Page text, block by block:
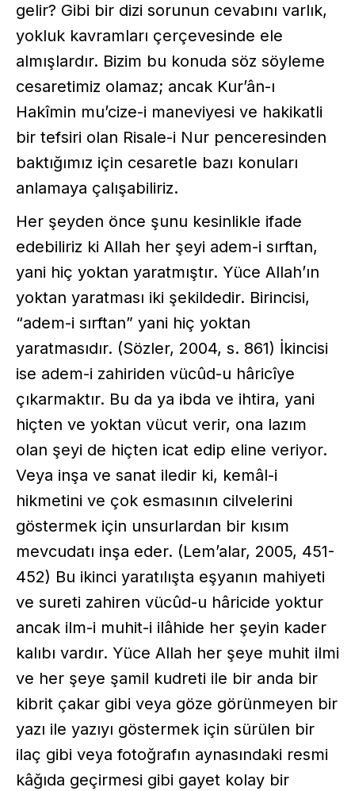
gelir? Gibi bir dizi sorunun cevabını varlık,
yokluk kavramları çerçevesinde ele
almışlardır. Bizim bu konuda söz söyleme
cesaretimiz olamaz; ancak Kur’ân-ı
Hakîmin mu’cize-i maneviyesi ve hakikatli
bir tefsiri olan Risale-i Nur penceresinden
baktığımız için cesaretle bazı konuları
anlamaya çalışabiliriz.
Her şeyden önce şunu kesinlikle ifade
edebiliriz ki Allah her şeyi adem-i sırftan,
yani hiç yoktan yaratmıştır. Yüce Allah’ın
yoktan yaratması iki şekildedir. Birincisi,
“adem-i sırftan” yani hiç yoktan
yaratmasıdır. (Sözler, 2004, s. 861) İkincisi
ise adem-i zahiriden vücûd-u hâricîye
çıkarmaktır. Bu da ya ibda ve ihtira, yani
hiçten ve yoktan vücut verir, ona lazım
olan şeyi de hiçten icat edip eline veriyor.
Veya inşa ve sanat iledir ki, kemâl-i
hikmetini ve çok esmasının cilvelerini
göstermek için unsurlardan bir kısım
mevcudatı inşa eder. (Lem’alar, 2005, 451-
452) Bu ikinci yaratılışta eşyanın mahiyeti
ve sureti zahiren vücûd-u hâricide yoktur
ancak ilm-i muhit-i ilâhide her şeyin kader
kalıbı vardır. Yüce Allah her şeye muhit ilmi
ve her şeye şamil kudreti ile bir anda bir
kibrit çakar gibi veya göze görünmeyen bir
yazı ile yazıyı göstermek için sürülen bir
ilaç gibi veya fotoğrafın aynasındaki resmi
kâğıda geçirmesi gibi gayet kolay bir